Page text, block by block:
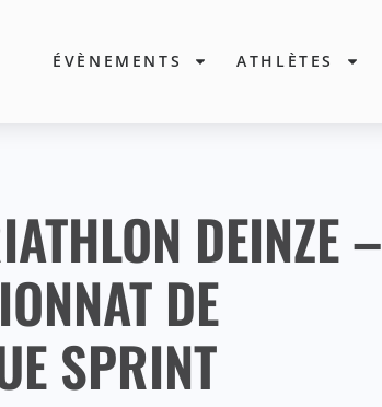
ÉVÈNEMENTS ATHLÈTES
DEINZE –
DE
SPRINT